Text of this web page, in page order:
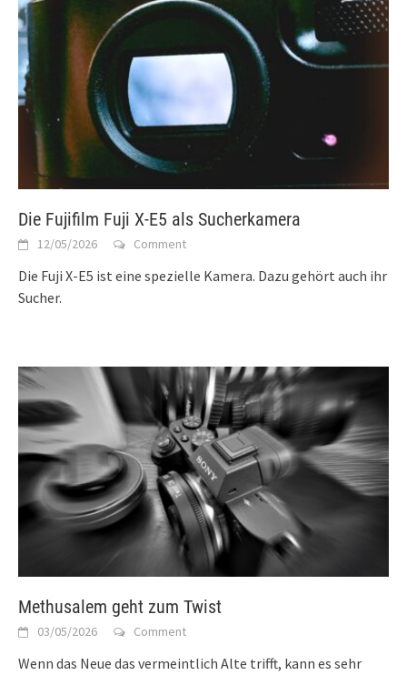
Die Fujifilm Fuji X-E5 als Sucherkamera
12/05/2026 Comment
Die Fuji X-E5 ist eine spezielle Kamera. Dazu gehört auch ihr
Sucher.
Methusalem geht zum Twist
03/05/2026 Comment
Wenn das Neue das vermeintlich Alte trifft, kann es sehr